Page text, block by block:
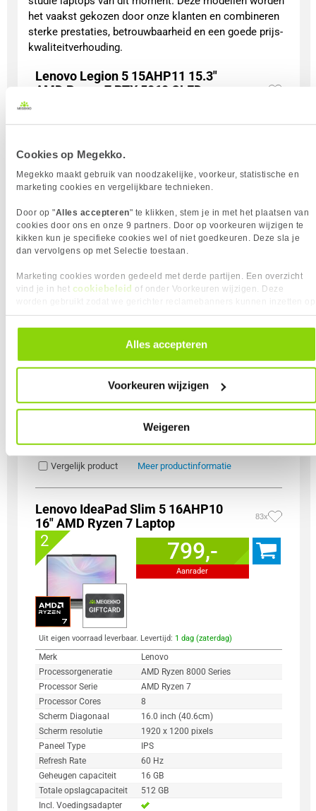
Cookies op Megekko.
Megekko maakt gebruik van noodzakelijke, voorkeur, statistische en
marketing cookies en vergelijkbare technieken.
Door op "Alles accepteren" te klikken, stem je in met het plaatsen van
cookies door ons en onze 9 partners. Door op voorkeuren wijzigen te
kikken kun je specifieke cookies wel of niet goedkeuren. Deze sla je
dan vervolgens op met Selectie toestaan.
Marketing cookies worden gedeeld met derde partijen. Een overzicht
vind je in het cookiebeleid of onder Voorkeuren wijzigen. Deze
andere websites. In onze cookievoorkeuren vind je een overzicht van
alle cookies. Je kunt je gegeven toestemming altijd intrekken, dit doe je
door in de footer van onze website te klikken op ‘Cookievoorkeuren’
Alles accepteren
Voorkeuren wijzigen
Weigeren
het vaakst gekozen door onze klanten en combineren
sterke prestaties, betrouwbaarheid en een goede prijs-
kwaliteitverhouding.
Lenovo Legion 5 15AHP11 15.3"
AMD Ryzen 7 RTX 5060 OLED
1 1699,-
Uit eigen voorraad leverbaar. Levertijd: 1 dag (zaterdag)
Merk
Lenovo
Processorgeneratie
AMD Ryzen 200 Series
Processor Cores
8
Paneel Type
OLED
165 Hz
Totale opslagcapaciteit
1000 GB
Type Dedicated Graphics
Nvidia GeForce RTX 5060
Incl. Voedingsadapter
Vergelijk product Meer productinformatie
Lenovo IdeaPad Slim 5 16AHP10
16" AMD Ryzen 7 Laptop
83x
2 799,-
Aanrader
Uit eigen voorraad leverbaar. Levertijd: 1 dag (zaterdag)
Merk
Lenovo
Processorgeneratie
AMD Ryzen 8000 Series
Processor Serie
AMD Ryzen 7
Processor Cores
8
Scherm Diagonaal
16.0 inch (40.6cm)
Scherm resolutie
1920 x 1200 pixels
Paneel Type
IPS
Refresh Rate
60 Hz
Geheugen capaciteit
16 GB
Totale opslagcapaciteit
512 GB
Incl. Voedingsadapter